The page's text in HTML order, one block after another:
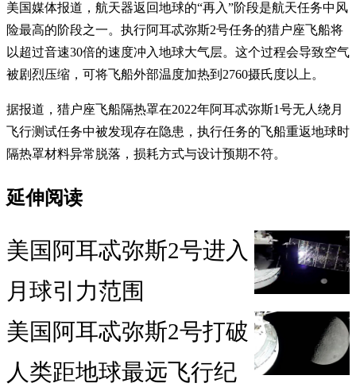
美国媒体报道，航天器返回地球的“再入”阶段是航天任务中风
险最高的阶段之一。执行阿耳忒弥斯2号任务的猎户座飞船将
以超过音速30倍的速度冲入地球大气层。这个过程会导致空气
被剧烈压缩，可将飞船外部温度加热到2760摄氏度以上。
据报道，猎户座飞船隔热罩在2022年阿耳忒弥斯1号无人绕月
飞行测试任务中被发现存在隐患，执行任务的飞船重返地球时
隔热罩材料异常脱落，损耗方式与设计预期不符。
延伸阅读
美国阿耳忒弥斯2号进入
月球引力范围
美国阿耳忒弥斯2号打破
人类距地球最远飞行纪